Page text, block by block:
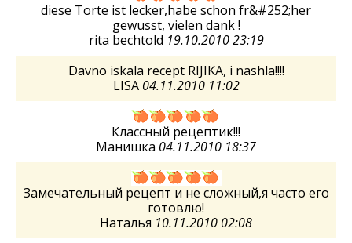
diese Torte ist lecker,habe schon fr&#252;her
gewusst, vielen dank !
rita bechtold 19.10.2010 23:19
Davno iskala recept RIJIKA, i nashla!!!!
LISA 04.11.2010 11:02
Классный рецептик!!!
Манишка 04.11.2010 18:37
Замечательный рецепт и не сложный,я часто его
готовлю!
Наталья 10.11.2010 02:08